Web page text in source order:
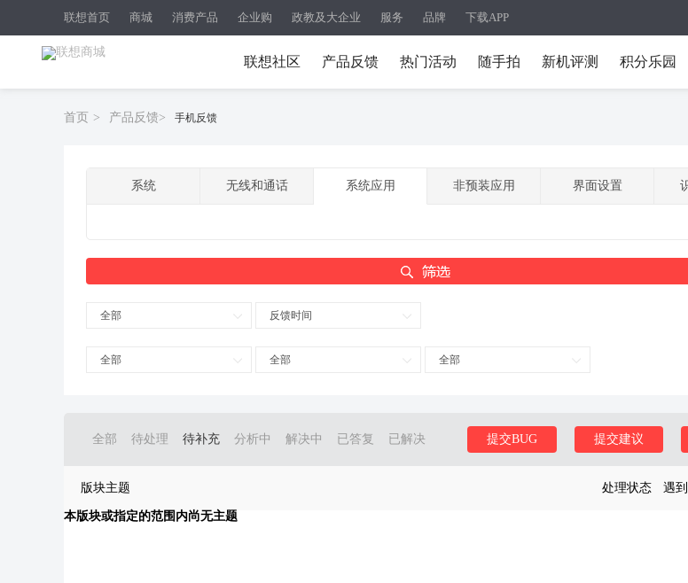
联想首页 商城 消费产品 企业购 政教及大企业 服务 品牌 下载APP
联想社区 产品反馈 热门活动 随手拍 新机评测 积分乐园
首页 > 产品反馈> 手机反馈
系统 无线和通话 系统应用 非预装应用 界面设置
全部 反馈时间
全部 全部 全部
全部 待处理 待补充 分析中 解决中 已答复 已解决 提交建议
提交BUG
版块主题 处理状态 遇
本版块或指定的范围内尚无主题